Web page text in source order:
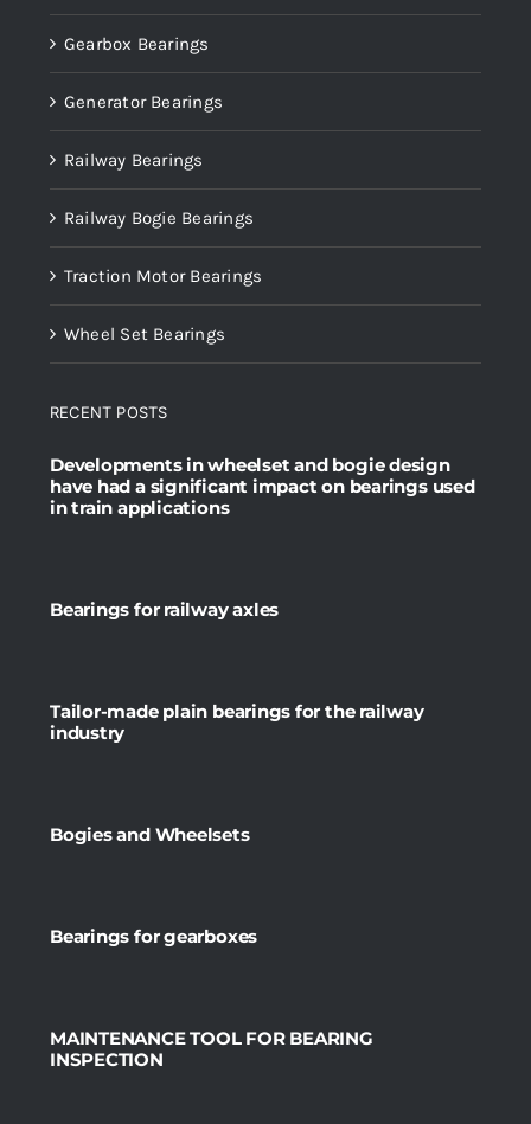
Gearbox Bearings
Generator Bearings
Railway Bearings
Railway Bogie Bearings
Traction Motor Bearings
Wheel Set Bearings
RECENT POSTS
Developments in wheelset and bogie design
have had a significant impact on bearings used
in train applications
Bearings for railway axles
Tailor-made plain bearings for the railway
industry
Bogies and Wheelsets
Bearings for gearboxes
MAINTENANCE TOOL FOR BEARING
INSPECTION